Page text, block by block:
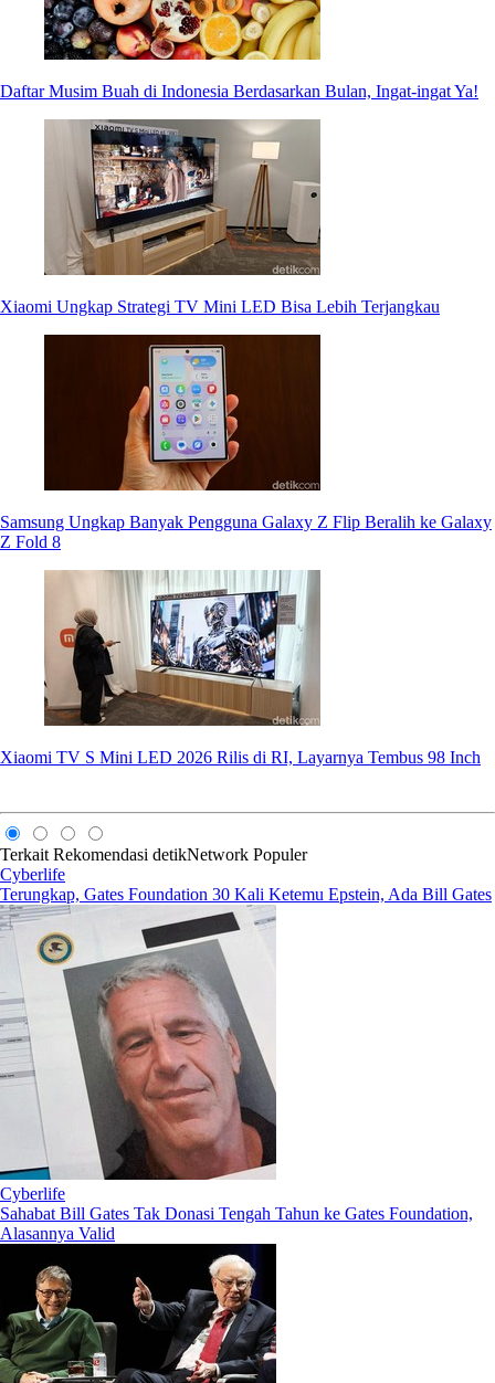
Daftar Musim Buah di Indonesia Berdasarkan Bulan, Ingat-ingat Ya!
Xiaomi Ungkap Strategi TV Mini LED Bisa Lebih Terjangkau
Samsung Ungkap Banyak Pengguna Galaxy Z Flip Beralih ke Galaxy
Z Fold 8
Xiaomi TV S Mini LED 2026 Rilis di RI, Layarnya Tembus 98 Inch
Terkait Rekomendasi detikNetwork Populer
Cyberlife
Terungkap, Gates Foundation 30 Kali Ketemu Epstein, Ada Bill Gates
Cyberlife
Sahabat Bill Gates Tak Donasi Tengah Tahun ke Gates Foundation,
Alasannya Valid